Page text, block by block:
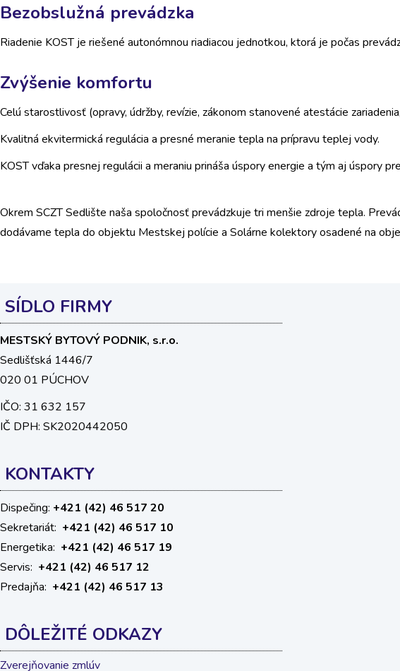
Bezobslužná prevádzka
Riadenie KOST je riešené autonómnou riadiacou jednotkou, ktorá je počas
Zvýšenie komfortu
Celú starostlivosť (opravy, údržby, revízie, zákonom stanovené atestácie
Kvalitná ekvitermická regulácia a presné meranie tepla na prípravu teplej vody.
KOST vďaka presnej regulácii a meraniu prináša úspory energie a tým aj úspory
Okrem SCZT Sedlište naša spoločnosť prevádzkuje tri menšie zdroje tepla.
dodávame tepla do objektu Mestskej polície a Solárne kolektory osadené na
SÍDLO FIRMY
MESTSKÝ BYTOVÝ PODNIK, s.r.o.
Sedlišťská 1446/7
020 01 PÚCHOV
IČO: 31 632 157
IČ DPH: SK2020442050
KONTAKTY
Dispečing: +421 (42) 46 517 20
Sekretariát: +421 (42) 46 517 10
Energetika: +421 (42) 46 517 19
Servis: +421 (42) 46 517 12
Predajňa: +421 (42) 46 517 13
DÔLEŽITÉ ODKAZY
Zverejňovanie zmlúv